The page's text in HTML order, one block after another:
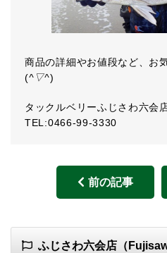
商品の詳細やお値段など、お
(^▽^)ゞ
タックルベリーふじさわ六会
TEL:0466-99-3330
前の記事
ふじさわ六会店（